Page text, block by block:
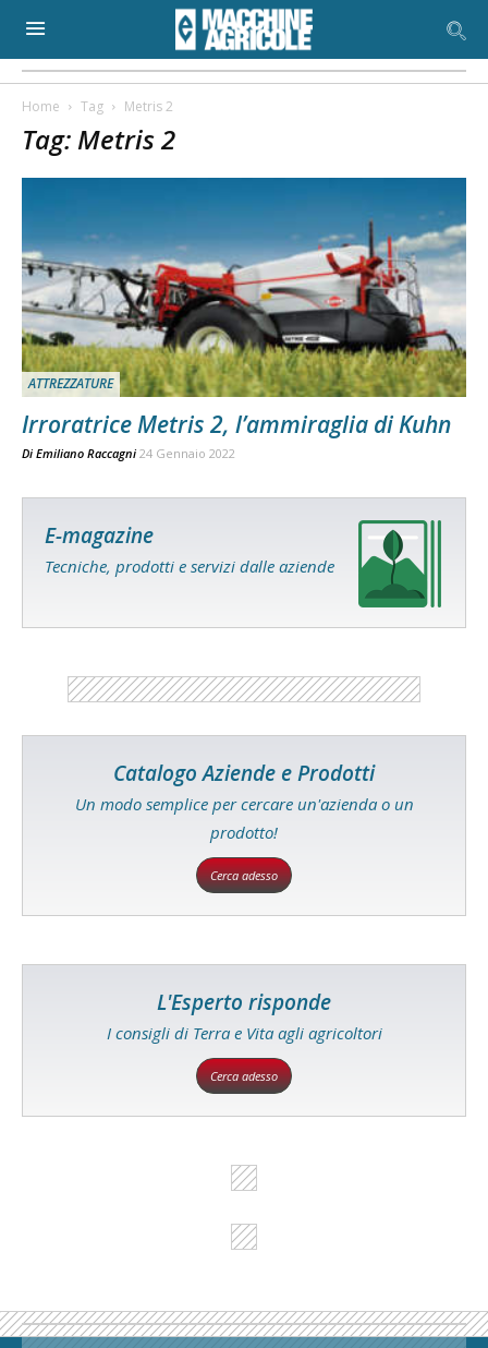
Home Tag Metris 2
Tag: Metris 2
ATTREZZATURE
Irroratrice Metris 2, l’ammiraglia di Kuhn
Di Emiliano Raccagni 24 Gennaio 2022
E-magazine
Tecniche, prodotti e servizi dalle aziende
Catalogo Aziende e Prodotti
Un modo semplice per cercare un'azienda o un
prodotto!
Cerca adesso
L'Esperto risponde
I consigli di Terra e Vita agli agricoltori
Cerca adesso